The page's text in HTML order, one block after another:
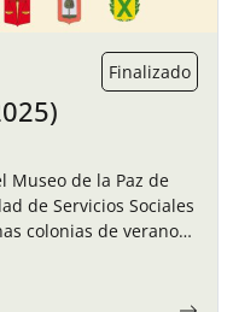
Finalizado
Museo de la Paz de
de Servicios Sociales
colonias de verano